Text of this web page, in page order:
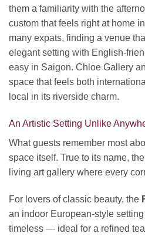
them a familiarity with the
custom that feels right at home
many expats, finding a venue
elegant setting with English-
easy in Saigon. Chloe Gallery
space that feels both
local in its riverside charm.
An Artistic Setting Unlike
What guests remember most
space itself. True to its name,
living art gallery where every
For lovers of classic beauty, the
an indoor European-style
timeless — ideal for a refined